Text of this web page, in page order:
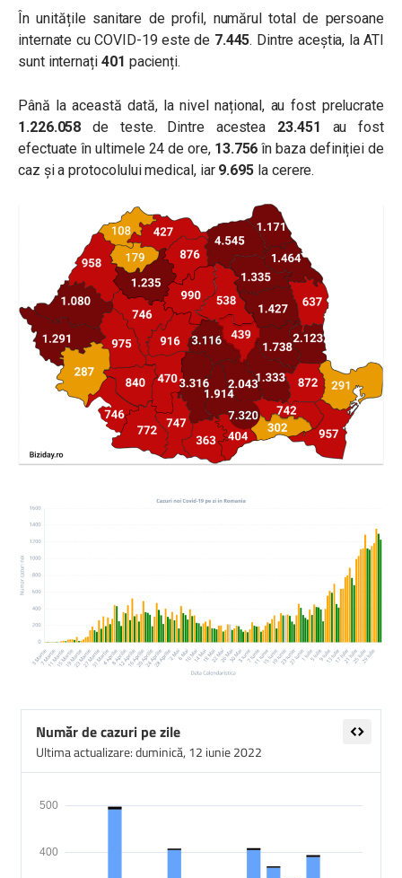
În unitățile sanitare de profil, numărul total de persoane
internate cu COVID-19 este de 7.445. Dintre aceștia, la ATI
sunt internați 401 pacienți.
Până la această dată, la nivel național, au fost prelucrate
1.226.058 de teste. Dintre acestea 23.451 au fost
efectuate în ultimele 24 de ore, 13.756 în baza definiției de
caz și a protocolului medical, iar 9.695 la cerere.